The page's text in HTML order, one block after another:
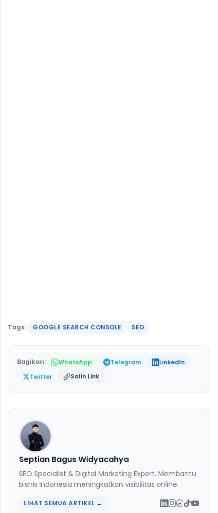
Tags: GOOGLE SEARCH CONSOLE SEO
Bagikan: WhatsApp Telegram
LinkedIn
Twitter
Salin Link
Septian Bagus Widyacahya
SEO Specialist & Digital Marketing Expert. Membantu
bisnis Indonesia meningkatkan visibilitas online.
LIHAT SEMUA ARTIKEL →